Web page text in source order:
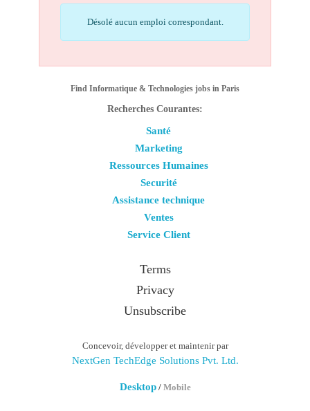
Désolé aucun emploi correspondant.
Find Informatique & Technologies jobs in Paris
Recherches Courantes:
Santé
Marketing
Ressources Humaines
Securité
Assistance technique
Ventes
Service Client
Terms
Privacy
Unsubscribe
Concevoir, développer et maintenir par
NextGen TechEdge Solutions Pvt. Ltd.
Desktop/ Mobile